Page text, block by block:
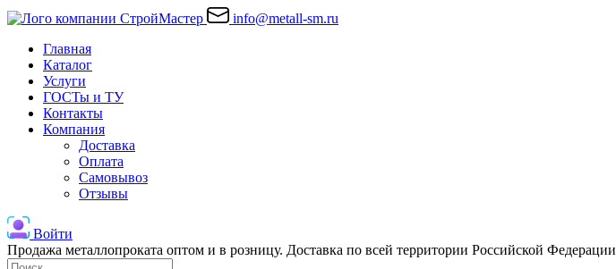
info@metall-sm.ru
Главная
Каталог
Услуги
ГОСТы и ТУ
Контакты
Компания
Доставка
Оплата
Самовывоз
Отзывы
Войти
Продажа металлопроката оптом и в розницу. Доставка по всей территории Российской Федерации